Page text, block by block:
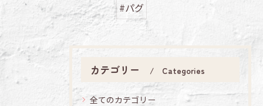
#パグ
カテゴリー Categories
全てのカテゴリー